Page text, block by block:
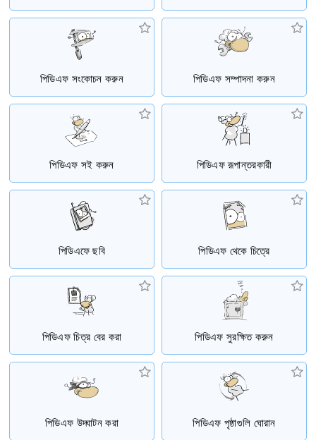
পিডিএফ সংকোচন করুন পিডিএফ সম্পাদনা করুন
পিডিএফ সই করুন পিডিএফ রূপান্তরকারী
পিডিএফে ছবি পিডিএফ থেকে চিত্রে
পিডিএফ চিত্র বের করা পিডিএফ সুরক্ষিত করুন
পিডিএফ উদ্ঘাটন করা পিডিএফ পৃষ্ঠাগুলি ঘোরান